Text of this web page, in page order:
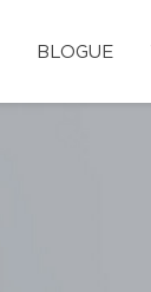
BLOGUE